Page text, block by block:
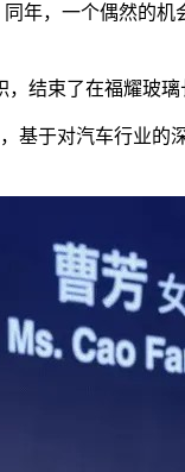
年，一个偶然的
结束了在福耀玻璃
基于对汽车行业